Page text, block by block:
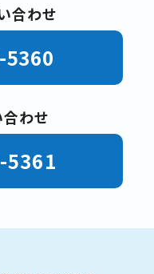
合わせ
合わせ
5361